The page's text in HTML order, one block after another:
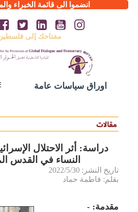
انضموا الى قائمة الخبراء
مفتاحك إلى
اوراق سياسات عامة
دراسة: أثر الاحتلال
النساء في القدس
تاريخ النشر: 2022/5/30
بقلم: فاطمة حماد
مقدمة: -